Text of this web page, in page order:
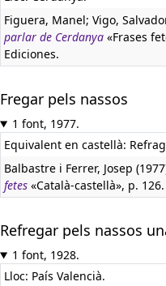
Figuera, Manel; Vigo,
parlar de Cerdanya «Frases
Ediciones.
Fregar pels nassos
1 font, 1977.
Equivalent en castellà:
Balbastre i Ferrer, Josep
fetes «Català-castellà», p.
Refregar pels nassos
1 font, 1928.
Lloc: País Valencià.